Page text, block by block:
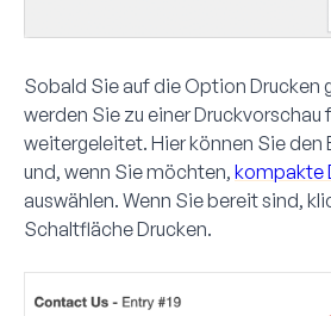
Sobald Sie auf die Option Drucken
werden Sie zu einer Druckvorschau
weitergeleitet. Hier können Sie den
und, wenn Sie möchten, kompakte
auswählen. Wenn Sie bereit sind,
SchaltflächeDrucken.